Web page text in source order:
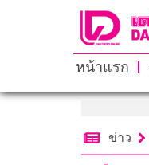
หน้าแรก
ข่าว